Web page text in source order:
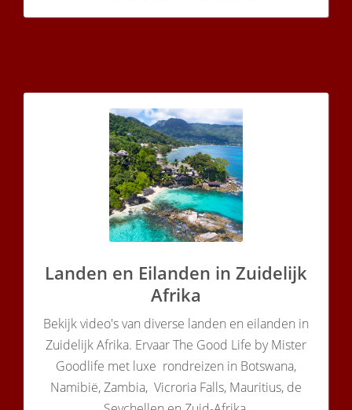
Landen en Eilanden in Zuidelijk
Afrika
Bekijk video's van diverse landen en eilanden in
Zuidelijk Afrika. Ervaar The Good Life by Mister
Goodlife met luxe rondreizen in Botswana,
Namibië, Zambia, Vicroria Falls, Mauritius, de